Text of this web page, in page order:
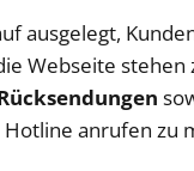
ausgelegt,
Webseite
anrufen zu